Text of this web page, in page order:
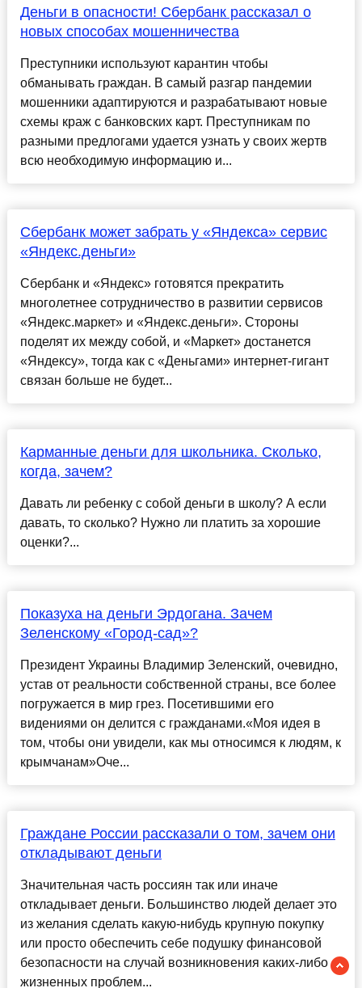
Деньги в опасности! Сбербанк рассказал о
новых способах мошенничества
Преступники используют карантин чтобы
обманывать граждан. В самый разгар пандемии
мошенники адаптируются и разрабатывают новые
схемы краж с банковских карт. Преступникам по
разными предлогами удается узнать у своих жертв
всю необходимую информацию и...
Сбербанк может забрать у «Яндекса» сервис
«Яндекс.деньги»
Сбербанк и «Яндекс» готовятся прекратить
многолетнее сотрудничество в развитии сервисов
«Яндекс.маркет» и «Яндекс.деньги». Стороны
поделят их между собой, и «Маркет» достанется
«Яндексу», тогда как с «Деньгами» интернет-гигант
связан больше не будет...
Карманные деньги для школьника. Сколько,
когда, зачем?
Давать ли ребенку с собой деньги в школу? А если
давать, то сколько? Нужно ли платить за хорошие
оценки?...
Показуха на деньги Эрдогана. Зачем
Зеленскому «Город-сад»?
Президент Украины Владимир Зеленский, очевидно,
устав от реальности собственной страны, все более
погружается в мир грез. Посетившими его
видениями он делится с гражданами.«Моя идея в
том, чтобы они увидели, как мы относимся к людям, к
крымчанам»Оче...
Граждане России рассказали о том, зачем они
откладывают деньги
Значительная часть россиян так или иначе
откладывает деньги. Большинство людей делает это
из желания сделать какую-нибудь крупную покупку
или просто обеспечить себе подушку финансовой
безопасности на случай возникновения каких-либо
жизненных проблем...